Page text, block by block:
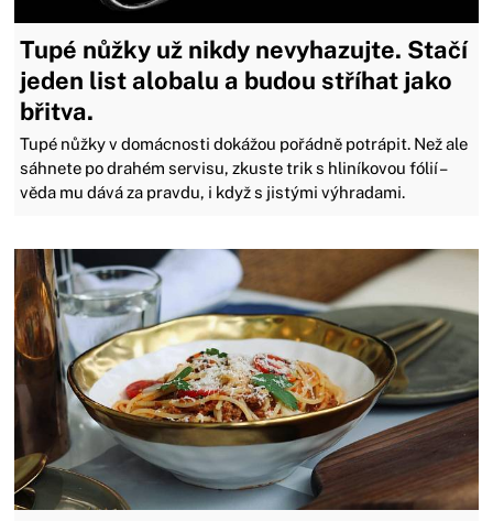
Tupé nůžky už nikdy nevyhazujte. Stačí
jeden list alobalu a budou stříhat jako
břitva.
Tupé nůžky v domácnosti dokážou pořádně potrápit. Než ale
sáhnete po drahém servisu, zkuste trik s hliníkovou fólií –
věda mu dává za pravdu, i když s jistými výhradami.